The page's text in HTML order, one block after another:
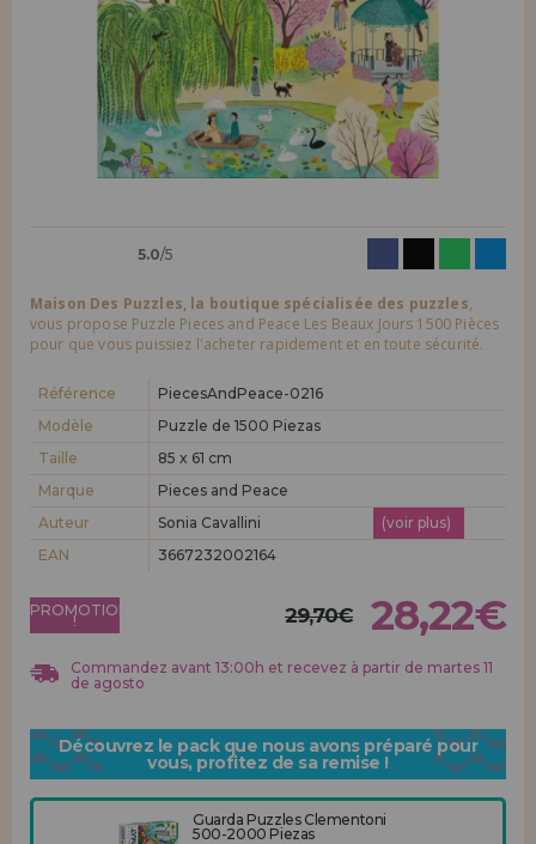
LIQUIDATIONS
INFORMATION
info@maisondespuzzles.fr
Je veux m'enregistrer en tant que
nouveau client
En créant un compte sur maisondespuzzles.fr, vous pouvez faire vos
achats rapidement dans notre boutique en ligne, vérifier le statut de
vos commandes et consulter vos opérations précédentes.
Allez-y! Nous vous attendions.
nouveau distributeur
Vous êtes un professionnel ou une entreprise ? Vous souhaitez
que distributeur et découvrez nos conditions de vente avec des
remises spéciales pour la distribution.
Allez-y! Nous vous attendions.
ENREGISTREMENT DISTRIBUTEUR
5.0/5
Maison Des Puzzles, la boutique spécialisée des puzzles,
vous propose Puzzle Pieces and Peace Les Beaux Jours 1500 Pièces
pour que vous puissiez l'acheter rapidement et en toute sécurité.
Référence
PiecesAndPeace-0216
Modèle
Puzzle de 1500 Piezas
Taille
85 x 61 cm
Marque
Pieces and Peace
Auteur
Sonia Cavallini
(voir plus)
EAN
3667232002164
PROMOTION
! 29,70€ 28,22€
Commandez avant 13:00h et recevez à partir de martes 11
de agosto
Découvrez le pack que nous avons préparé pour
vous, profitez de sa remise !
Guarda Puzzles Clementoni
500-2000 Piezas